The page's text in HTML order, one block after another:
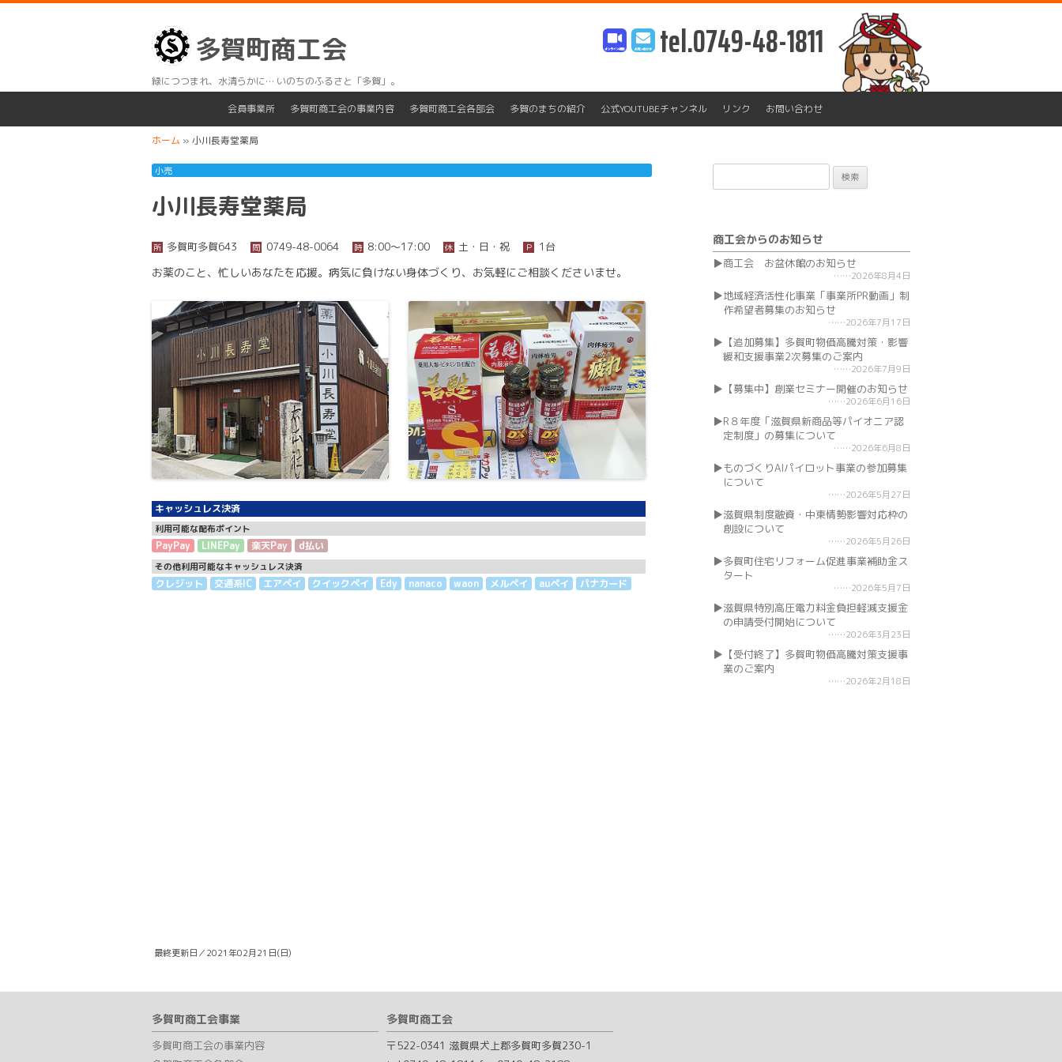
多賀町商工会
緑につつまれ、水清らかに… いのちのふるさと「多賀」。
tel.0749-48-1811
Skip
to
会員事業所 多賀町商工会の事業内容 多賀町商工会各部会 多賀のまちの紹介 公式YOUTUBEチャンネル リンク お問い合わせ
ホーム » 小川長寿堂薬局
小売
小川長寿堂薬局
所 多賀町多賀643 問 0749-48-0064 時 8:00〜17:00 休 土・日・祝 Ｐ 1台
お薬のこと、忙しいあなたを応援。病気に負けない身体づくり、お気軽にご相談くださいませ。
キャッシュレス決済
利用可能な配布ポイント
PayPay LINEPay 楽天Pay d払い
その他利用可能なキャッシュレス決済
クレジット 交通系IC エアペイ クイックペイ Edy nanaco waon メルペイ auペイ パナカード
最終更新日／2021年02月21日(日)
索:
商工会からのお知らせ
商工会 お盆休館のお知らせ
2026年8月4日
地域経済活性化事業「事業所PR動画」制
作希望者募集のお知らせ
2026年7月17日
【追加募集】多賀町物価高騰対策・影響
緩和支援事業2次募集のご案内
2026年7月9日
【募集中】創業セミナー開催のお知らせ
2026年6月16日
R８年度「滋賀県新商品等パイオニア認
定制度」の募集について
2026年6月8日
ものづくりAIパイロット事業の参加募集
について
2026年5月27日
滋賀県制度融資・中東情勢影響対応枠の
創設について
2026年5月26日
多賀町住宅リフォーム促進事業補助金ス
タート
2026年5月7日
滋賀県特別高圧電力料金負担軽減支援金
の申請受付開始について
2026年3月23日
【受付終了】多賀町物価高騰対策支援事
業のご案内
2026年2月18日
多賀町商工会事業
多賀町商工会の事業内容
多賀町商工会
〒522-0341 滋賀県犬上郡多賀町多賀230-1